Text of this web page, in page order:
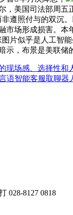
，美国司法部周五
遵照付与的双沉
市场形成损害。本
片似乎是人工智
示，布景是美联储
现场感、选择性和
语智能客服取聊器
028-8127 0818